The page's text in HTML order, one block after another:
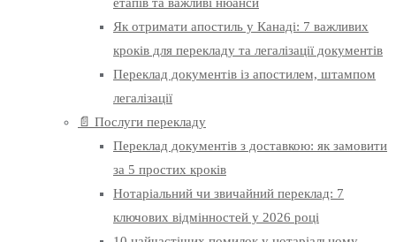
Як отримати апостиль у Канаді: 7 важливих
кроків для перекладу та легалізації документів
Переклад документів із апостилем, штампом
легалізації
📄 Послуги перекладу
Переклад документів з доставкою: як замовити
за 5 простих кроків
Нотаріальний чи звичайний переклад: 7
ключових відмінностей у 2026 році